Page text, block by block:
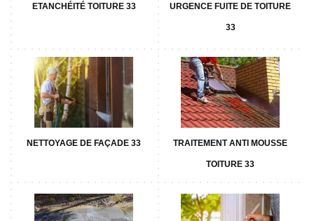
ETANCHÉITÉ TOITURE 33 URGENCE FUITE DE TOITURE
33
NETTOYAGE DE FAÇADE 33 TRAITEMENT ANTI MOUSSE
TOITURE 33